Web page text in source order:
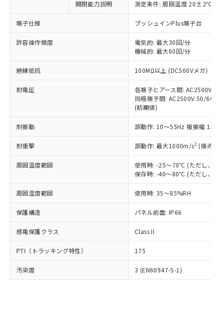
開閉能力説明 測定条件: 周囲温度 20±2℃、
端子仕様 プッシュインPlus端子台
許容操作頻度
電気的: 最大30回/分
機械的: 最大60回/分
絶縁抵抗 100MΩ以上 (DC500Vメガ)
耐電圧
各端子とアース間: AC2500V
同極端子間: AC2500V 50/
(初期値)
耐振動 誤動作: 10～55Hz 複振幅
耐衝撃 誤動作: 最大1000m/s2 (接点
周囲温度範囲
使用時: -25～70℃ (ただし、氷
保存時: -40～80℃ (ただし、氷
周囲湿度範囲 使用時: 35～85%RH
保護構造 パネル前面: IP66
感電保護クラス Class II
PTI（トラッキング特性） 175
汚染度 3 (EN60947-5-1)
以下の条件をお読みいただき、同意のうえ
ご利用ください。
本サービスは、当社制御機器事業取扱
商品の当社在庫状況および標準価格
(税抜)を提供させていただくもので
当社制御機器事業取扱商品の中には、
本サービスの対象外となる商品もある
ことをご了承ください。
在庫状況および標準価格照会結果は、
記載している更新日時点での社内デー
タに基づき作成されるものであり、閲
覧された時点での実際の在庫および標
準価格とは異なる場合があることをご
正式な納期状況および標準価格はお客
様のお取引先、またはお客様担当のオ
ムロン制御機器販売店・当社販売員に
オムロン制御機器販売店や当社販売拠
点は「
販売ネットワーク
」をご確認
在庫状況および標準価格結果を当社の
事前の承諾なく第三者に漏洩または開
示しないようお願いします。
マイパーツ機能（部品リスト作成サー
対応予定なし：EU RoHS指令（10物質）の
非含有に非対応の商品で、対応品を出す予
定はありません。
非含有の対応状況を調査中または確認中の
非該当品：ライセンス料など無形物で、有
害物質有無と関係のない商品です。
仕入先様の事情により、非含有部品として
いたものが、含有品と判明した場合などや
むを得ず変更することがあります。
鉛(Pb) 1000ppm以下、 水銀(Hg) 1000ppm以下、 カド
(PBDE) 1000ppm以下、フタル酸ビス(2-エチルヘキシ
ル) (DEHP)(別名：DOP) 1000ppm以下、フタル酸ブチ
ルベンジル（BBP） 1000ppm以下、フタル酸ジブチル
（DBP） 1000ppm以下、フタル酸ジイソブチル
(DIBP) 1000ppm以下
但し、RoHS指令で産業用監視および制御機器に対する
適用除外項目は除く。
※2 対応予定月
部品在庫の切り替え状況などにより、予定
※1 中国RoHS○×表
「○」：最大均質材料含有率が中国RoHSの
基準値以下であることを示します。
「×」：最大均質材料含有率が中国RoHSの
基準値を超えていることを示します。
「－」：未確認です。当社販売部門へお問
*中国RoHS10物質の基準値 (GB/T26572)：
Pb(鉛) :1000ppm、 Hg(水銀) : 1000ppm、 Cd(カドミウ
Cr(Ⅵ)(六価クロム) : 1000ppm、 PBBs(ポリ臭化ビフェ
ニル類) : 1000ppm、 PBDEs(ポリ臭化ジフェニルエーテ
DBP(フタル酸ジブチル) : 1000ppm、 DIBP(フタル酸ジ
イソブチル) : 1000ppm、 BBP(フタル酸ブチルベンジ
ル) : 1000ppm、
DEHP(フタル酸ビス(2-エチルヘキシル)) : 1000ppm
※2 環境保護使用期限
「ｅ」：有害物質（10物質）のすべてが基
「10」：通常の使用状況下において有害物
当社は、これら貴社製品のうち、外国
為替および外国貿易法に定める商品
（以下｢規制貨物等」という）を輸出
または国外への提供する場合は、日本
国政府の輸出許可(または役務取引許
当社は規制貨物を破棄する場合は、完
全に破砕するなど、違法に輸出されな
いよう必要な手段を講じます。
当社は貴社製品を、核兵器、ミサイ
ル、化学兵器、生物兵器またはその他
武器並びにこれらの製造装置等に一切
使用いたしません。
当社は、貴社製品を第三者に販売する
場合は、上記1、2および3の内容を当
該第三者に通知します。また当社は、
販売先および販売に係わる関係者が違
○ 一定数以上の在庫あり
△ 一定数には満たないが在庫あり
在庫なし(最新の在庫状況につ
たはお客様担当のオムロン制御
機器販売店・当社販売員にご確
空
受注生産機種、また在庫状況の